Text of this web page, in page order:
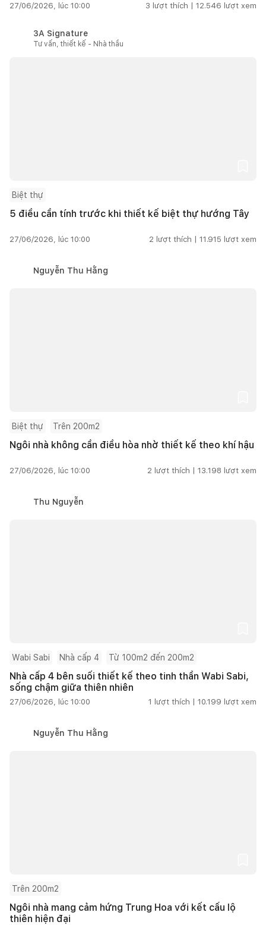
27/06/2026, lúc 10:00 3 lượt thích | 12.546 lượt xem
3A Signature
Tư vấn, thiết kế - Nhà thầu
Biệt thự
5 điều cần tính trước khi thiết kế biệt thự hướng Tây
27/06/2026, lúc 10:00 2 lượt thích | 11.915 lượt xem
Nguyễn Thu Hằng
Biệt thự Trên 200m2
Ngôi nhà không cần điều hòa nhờ thiết kế theo khí hậu
27/06/2026, lúc 10:00 2 lượt thích | 13.198 lượt xem
Thu Nguyễn
Wabi Sabi Nhà cấp 4 Từ 100m2 đến 200m2
Nhà cấp 4 bên suối thiết kế theo tinh thần Wabi Sabi,
sống chậm giữa thiên nhiên
27/06/2026, lúc 10:00 1 lượt thích | 10.199 lượt xem
Nguyễn Thu Hằng
Trên 200m2
Ngôi nhà mang cảm hứng Trung Hoa với kết cấu lộ
thiên hiện đại